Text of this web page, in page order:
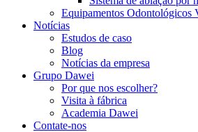
Equipamentos Odontológicos
Notícias
Estudos de caso
Blog
Notícias da empresa
Grupo Dawei
Por que nos escolher?
Visita à fábrica
Academia Dawei
Contate-nos